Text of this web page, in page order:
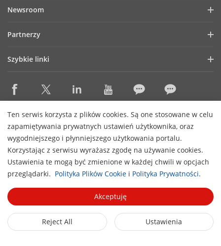
Ten serwis korzysta z plików cookies. Są one stosowane w celu
zapamiętywania prywatnych ustawień użytkownika, oraz
wygodniejszego i płynniejszego użytkowania portalu.
Korzystając z serwisu wyrażasz zgodę na używanie cookies.
Ustawienia te mogą być zmienione w każdej chwili w opcjach
przeglądarki. Polityka Plików Cookie i Polityka Prywatności.
Akceptuję
Reject All Ustawienia
Cyberbezpieczeństwo
Koncentracja na jakości
Skontaktuj się z nami
Newsroom
Success Stories
Biblioteka wideo
Partnerzy
Znajdź partnera technologicznego
Hikvision Embedded Open Platform
Szybkie linki
Gdzie kupić?
eLearning Hikvision
Lista eventów
Mapa strony
Skontaktuj się z nami
Zapisz się do newslettera
© 2026 Hangzhou Hikvision Digital Technology Co., Ltd. All
Preferences
Anuluj Subskrypcję